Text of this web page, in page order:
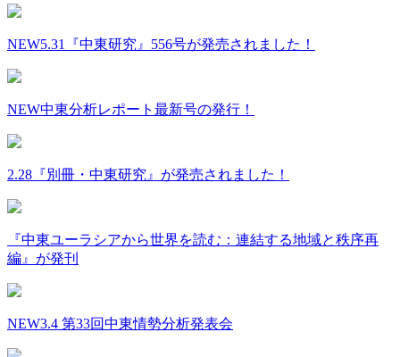
NEW5.31『中東研究』556号が発売されました！
NEW中東分析レポート最新号の発行！
2.28『別冊・中東研究』が発売されました！
『中東ユーラシアから世界を読む：連結する地域と秩序再
編』が発刊
NEW3.4 第33回中東情勢分析発表会